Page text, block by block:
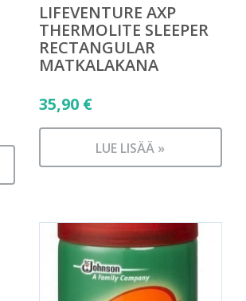
LIFEVENTURE AXP
THERMOLITE SLEEPER
RECTANGULAR
MATKALAKANA
35,90 €
LUE LISÄÄ »